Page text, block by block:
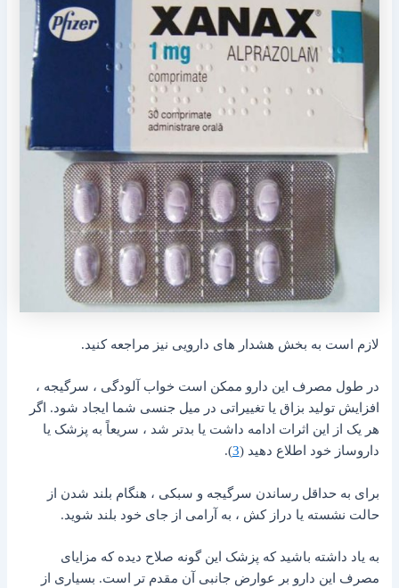
لازم است به بخش هشدار های دارویی نیز مراجعه کنید.
در طول مصرف این دارو ممکن است خواب آلودگی ، سرگیجه ،
افزایش تولید بزاق یا تغییراتی در میل جنسی شما ایجاد شود. اگر
هر یک از این اثرات ادامه داشت یا بدتر شد ، سریعاً به پزشک یا
داروساز خود اطلاع دهید (3
).
برای به حداقل رساندن سرگیجه و سبکی ، هنگام بلند شدن از
حالت نشسته یا دراز کش ، به آرامی از جای خود بلند شوید.
به یاد داشته باشید که پزشک این گونه صلاح دیده که مزایای
مصرف این دارو بر عوارض جانبی آن مقدم تر است. بسیاری از